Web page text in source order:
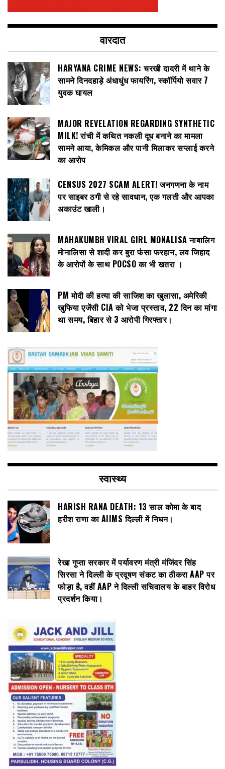
वारदात
HARYANA CRIME NEWS: चरखी दादरी में थाने के
सामने दिनदहाड़े अंधाधुंध फायरिंग, स्कॉर्पियो सवार 7
युवक घायल
MAJOR REVELATION REGARDING SYNTHETIC
MILK! रांची में कथित नकली दूध बनाने का मामला
सामने आया, केमिकल और पानी मिलाकर सप्लाई करने
का आरोप
CENSUS 2027 SCAM ALERT! जनगणना के नाम
पर साइबर ठगी से रहे सावधान, एक गलती और आपका
अकाउंट खाली।
MAHAKUMBH VIRAL GIRL MONALISA नाबालिग
मोनालिसा से शादी कर बुरा फंसा फरहान, लव जिहाद
के आरोपों के साथ POCSO का भी खतरा ।
PM मोदी की हत्या की साजिश का खुलासा, अमेरिकी
खुफिया एजेंसी CIA को भेजा प्रस्ताव, 22 दिन का मांगा
था समय, बिहार से 3 आरोपी गिरफ्तार।
स्वास्थ्य
HARISH RANA DEATH: 13 साल कोमा के बाद
हरीश राणा का AIIMS दिल्ली में निधन।
रेखा गुप्ता सरकार में पर्यावरण मंत्री मंजिंदर सिंह
सिरसा ने दिल्ली के प्रदूषण संकट का ठीकरा AAP पर
फोड़ा है, वहीं AAP ने दिल्ली सचिवालय के बाहर विरोध
प्रदर्शन किया।